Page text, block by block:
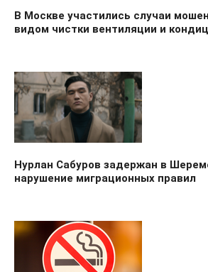
В Москве участились случаи
видом чистки вентиляции и
Нурлан Сабуров задержан в
нарушение миграционных правил